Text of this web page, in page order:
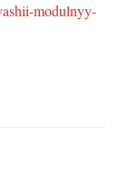
modulnyy-